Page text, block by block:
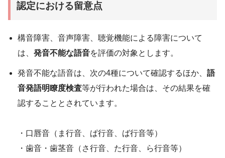
認定における留意点
構音障害、音声障害、聴覚機能による障害について
は、発音不能な語音を評価の対象とします。
発音不能な語音は、次の4種について確認するほか、語
音発語明瞭度検査等が行われた場合は、その結果を確
認することとされています。
・口唇音（ま行音、ぱ行音、ば行音等）
・歯音・歯茎音（さ行音、た行音、ら行音等）